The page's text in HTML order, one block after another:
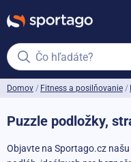
Čo hľadáte?
Domov Fitness a posilňovanie
Puzzle podložky,
Objavte na Sportago.cz